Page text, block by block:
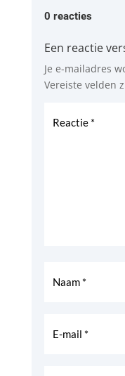
0 reacties
Een reactie
Je e-mailadres
Vereiste velden